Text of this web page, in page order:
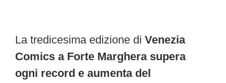
La tredicesima edizione di Venezia
Comics a Forte Marghera supera
ogni record e aumenta del